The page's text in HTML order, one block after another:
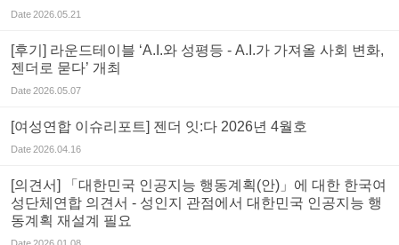
Date2026.05.21
[후기] 라운드테이블 ‘A.I.와 성평등 - A.I.가 가져올 사회 변화,
젠더로 묻다’ 개최
Date2026.05.07
[여성연합 이슈리포트] 젠더 잇:다 2026년 4월호
Date2026.04.16
[의견서] 「대한민국 인공지능 행동계획(안)」에 대한 한국여
성단체연합 의견서 - 성인지 관점에서 대한민국 인공지능 행
동계획 재설계 필요